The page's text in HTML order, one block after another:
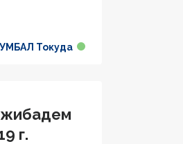
УМБАЛ Токуда
г.